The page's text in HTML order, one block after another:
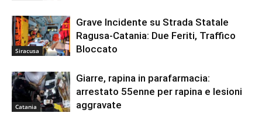
Siracusa
Grave Incidente su Strada Statale
Ragusa-Catania: Due Feriti, Traffico
Bloccato
Catania
Giarre, rapina in parafarmacia:
arrestato 55enne per rapina e lesioni
aggravate